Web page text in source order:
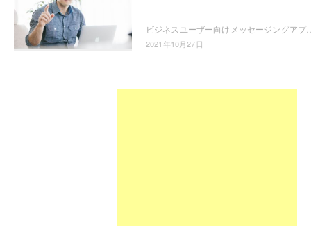
2021年10月27日